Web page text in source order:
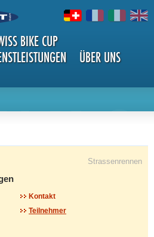
BIKE CUP
ÜBER UNS
Strassenrennen
Kontakt
Teilnehmer